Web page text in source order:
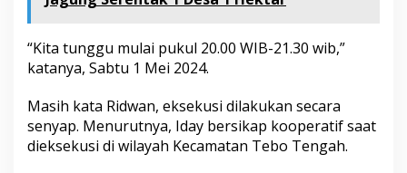
y
d
i
E
s
e
k
u
“Kita tunggu mulai pukul 20.00 WIB-21.30 wib,”
katanya, Sabtu 1 Mei 2024.
Masih kata Ridwan, eksekusi dilakukan secara
senyap. Menurutnya, Iday bersikap kooperatif saat
dieksekusi di wilayah Kecamatan Tebo Tengah.